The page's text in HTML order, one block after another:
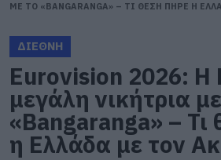
ΜΕ ΤΟ «BANGARANGA» – ΤΙ ΘΕΣΗ ΠΗΡΕ Η
ΔΙΕΘΝΗ
Eurovision 2026: Η
μεγάλη νικήτρια
«Bangaranga» – Τι
η Ελλάδα με τον